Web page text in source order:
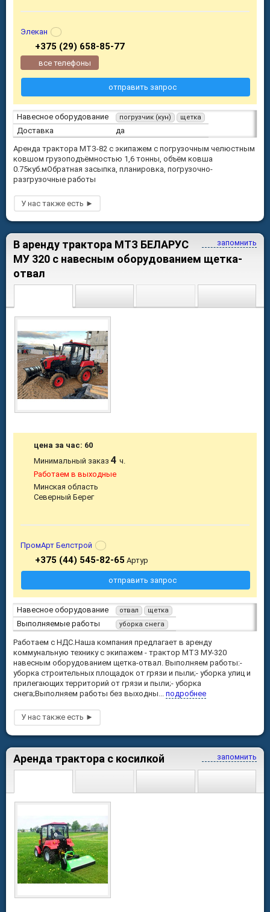
Навесное оборудование погрузчик (кун) щетка
Доставка
да
Аренда трактора МТЗ-82 с экипажем с погрузочным челюстным
ковшом грузоподъёмностью 1,6 тонны, объём ковша
0.75куб.мОбратная засыпка, планировка, погрузочно-
разгрузочные работы
Элекан
+375 (29) 658-85-77
все телефоны
отправить запрос
запомнить
В аренду трактора МТЗ БЕЛАРУС
МУ 320 с навесным оборудованием щетка-
отвал
Навесное оборудование отвал щетка
Выполняемые работы уборка снега
Работаем с НДС.Наша компания предлагает в аренду
коммунальную технику с экипажем - трактор МТЗ МУ-320
навесным оборудованием щетка-отвал. Выполняем работы:-
уборка строительных площадок от грязи и пыли;- уборка улиц и
прилегающих территорий от грязи и пыли;- уборка
снега;Выполняем работы без выходны... подробнее
цена за час: 60
Минимальный заказ4ч.
Работаем в выходные
Минская область
Северный Берег
ПромАрт Белстрой
+375 (44) 545-82-65 Артур
отправить запрос
запомнить
Аренда трактора с косилкой